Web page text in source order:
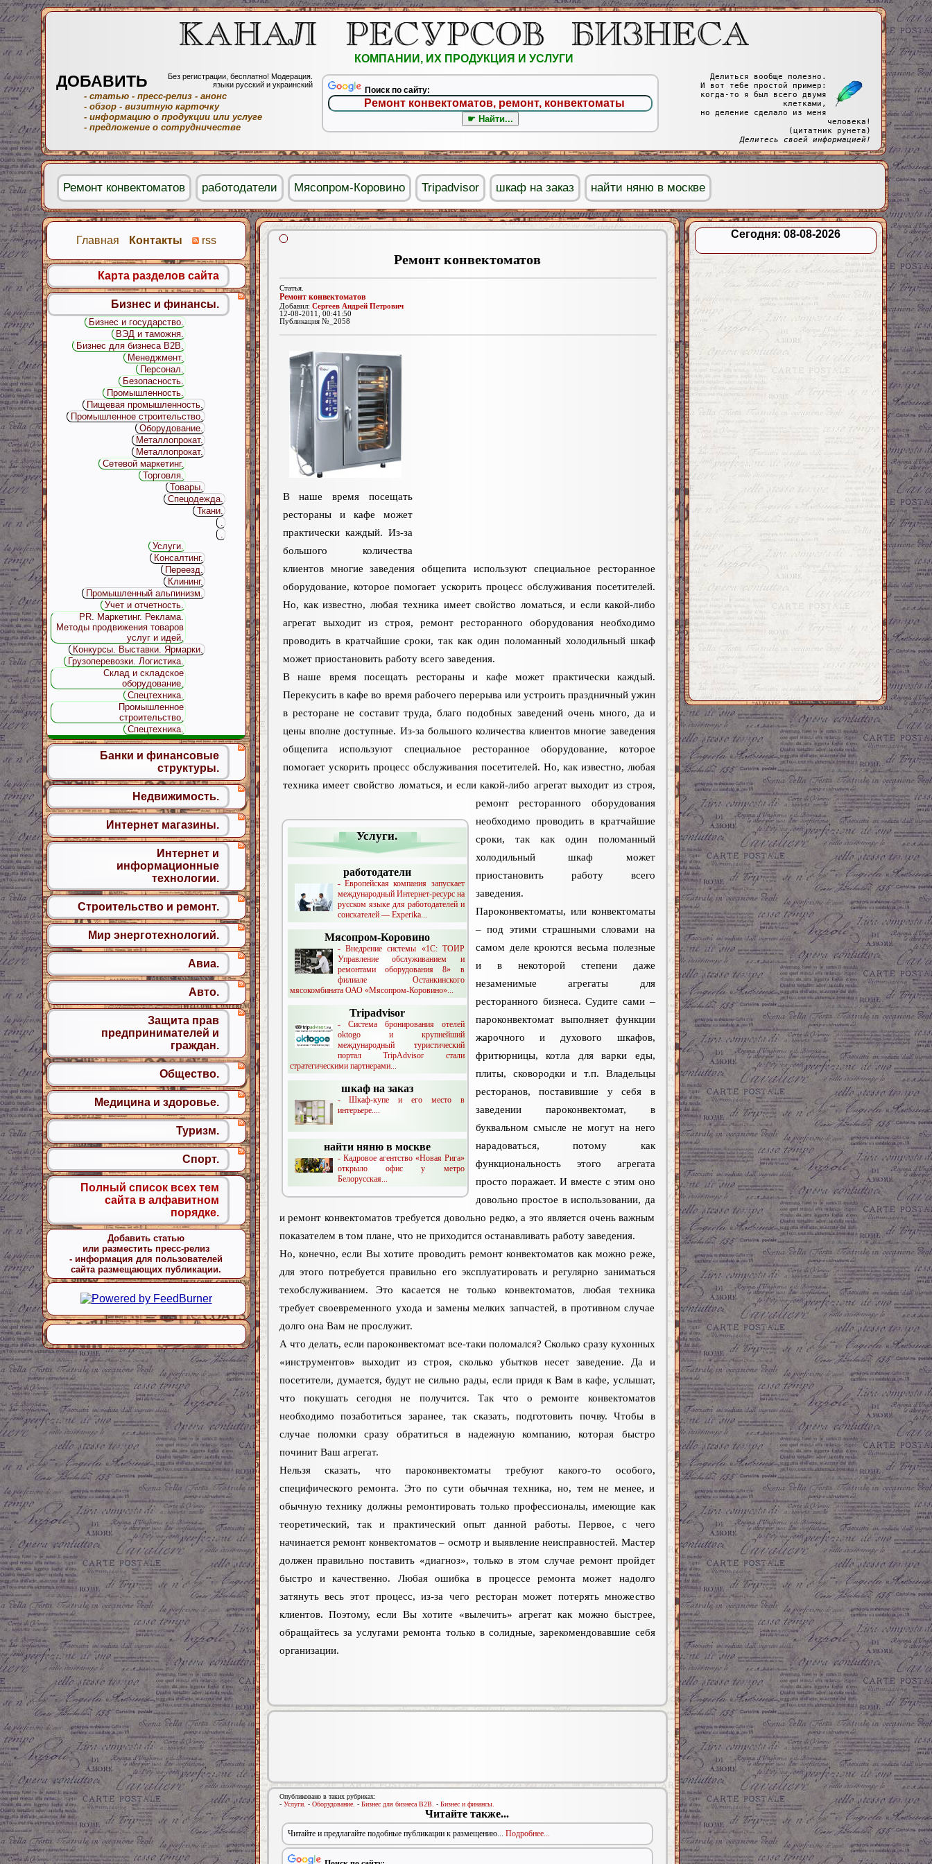
Ремонт конвектоматов
Статья.
Ремонт конвектоматов
Добавил: Сергеев Андрей Петрович
12-08-2011, 00:41:50
Публикация №_2058
Услуги.
работодатели
- Европейская компания запускает
международный Интернет-ресурс на
русском языке для работодателей и
соискателей — Experika...
Мясопром-Коровино
- Внедрение системы «1С: ТОИР
Управление обслуживанием и
ремонтами оборудования 8» в
филиале Останкинского
мясокомбината ОАО «Мясопром-Коровино»...
Tripadvisor
- Система бронирования отелей
oktogo и крупнейший
международный туристический
портал TripAdvisor стали
стратегическими партнерами...
шкаф на заказ
- Шкаф-купе и его место в
интерьере....
найти няню в москве
- Кадровое агентство «Новая Рига»
открыло офис у метро
Белорусская...
В наше время посещать
рестораны и кафе может
практически каждый. Из-за
большого количества
клиентов многие заведения общепита используют специальное ресторанное
оборудование, которое помогает ускорить процесс обслуживания посетителей.
Но, как известно, любая техника имеет свойство ломаться, и если какой-либо
агрегат выходит из строя, ремонт ресторанного оборудования необходимо
проводить в кратчайшие сроки, так как один поломанный холодильный шкаф
может приостановить работу всего заведения.
В наше время посещать рестораны и кафе может практически каждый.
Перекусить в кафе во время рабочего перерыва или устроить праздничный ужин
в ресторане не составит труда, благо подобных заведений очень много, да и
цены вполне доступные. Из-за большого количества клиентов многие заведения
общепита используют специальное ресторанное оборудование, которое
помогает ускорить процесс обслуживания посетителей. Но, как известно, любая
техника имеет свойство ломаться, и если какой-либо агрегат выходит из строя,
ремонт ресторанного оборудования
необходимо проводить в кратчайшие
сроки, так как один поломанный
холодильный шкаф может
приостановить работу всего
заведения.
Пароконвектоматы, или конвектоматы
– под этими страшными словами на
самом деле кроются весьма полезные
и в некоторой степени даже
незаменимые агрегаты для
ресторанного бизнеса. Судите сами –
пароконвектомат выполняет функции
жарочного и духового шкафов,
фритюрницы, котла для варки еды,
плиты, сковородки и т.п. Владельцы
ресторанов, поставившие у себя в
заведении пароконвектомат, в
буквальном смысле не могут на него
нарадоваться, потому как
функциональность этого агрегата
просто поражает. И вместе с этим оно
довольно простое в использовании, да
и ремонт конвектоматов требуется довольно редко, а это является очень важным
показателем в том плане, что не приходится останавливать работу заведения.
Но, конечно, если Вы хотите проводить ремонт конвектоматов как можно реже,
для этого потребуется правильно его эксплуатировать и регулярно заниматься
техобслуживанием. Это касается не только конвектоматов, любая техника
требует своевременного ухода и замены мелких запчастей, в противном случае
долго она Вам не прослужит.
А что делать, если пароконвектомат все-таки поломался? Сколько сразу кухонных
«инструментов» выходит из строя, сколько убытков несет заведение. Да и
посетители, думается, будут не сильно рады, если придя к Вам в кафе, услышат,
что покушать сегодня не получится. Так что о ремонте конвектоматов
необходимо позаботиться заранее, так сказать, подготовить почву. Чтобы в
случае поломки сразу обратиться в надежную компанию, которая быстро
починит Ваш агрегат.
Нельзя сказать, что пароконвектоматы требуют какого-то особого,
специфического ремонта. Это по сути обычная техника, но, тем не менее, и
обычную технику должны ремонтировать только профессионалы, имеющие как
теоретический, так и практический опыт данной работы. Первое, с чего
начинается ремонт конвектоматов – осмотр и выявление неисправностей. Мастер
должен правильно поставить «диагноз», только в этом случае ремонт пройдет
быстро и качественно. Любая ошибка в процессе ремонта может надолго
затянуть весь этот процесс, из-за чего ресторан может потерять множество
клиентов. Поэтому, если Вы хотите «вылечить» агрегат как можно быстрее,
обращайтесь за услугами ремонта только в солидные, зарекомендовавшие себя
организации.
Опубликовано в таких рубриках:
- Услуги. - Оборудование. - Бизнес для бизнеса B2B. - Бизнес и финансы.
Читайте также...
Читайте и предлагайте подобные публикации к размещению... Подробнее...
Сегодня: 08-08-2026
Главная Контакты rss
Карта разделов сайта
Бизнес и финансы.
Бизнес и государство.
ВЭД и таможня.
Бизнес для бизнеса B2B.
Менеджмент.
Персонал.
Безопасность.
Промышленность.
Пищевая промышленность.
Промышленное строительство.
Оборудование.
Металлопрокат.
Металлопрокат.
Сетевой маркетинг.
Торговля.
Товары.
Спецодежда.
Ткани.
.
.
Услуги.
Консалтинг.
Переезд.
Клининг.
Промышленный альпинизм.
Учет и отчетность.
PR. Маркетинг. Реклама.
Методы продвижения товаров
услуг и идей.
Конкурсы. Выставки. Ярмарки.
Грузоперевозки. Логистика.
Склад и складское
оборудование.
Спецтехника.
Промышленное
строительство.
Спецтехника.
Банки и финансовые
структуры.
Недвижимость.
Интернет магазины.
Интернет и
информационные
технологии.
Строительство и ремонт.
Мир энерготехнологий.
Авиа.
Авто.
Защита прав
предпринимателей и
граждан.
Общество.
Медицина и здоровье.
Туризм.
Спорт.
Полный список всех тем
сайта в алфавитном
порядке.
Добавить статью
или разместить пресс-релиз
- информация для пользователей
сайта размещающих публикации.
КОМПАНИИ, ИХ ПРОДУКЦИЯ И УСЛУГИ
ДОБАВИТЬ
Без регистрации, бесплатно! Модерация.
языки русский и украинский
- статью - пресс-релиз - анонс
- обзор - визитную карточку
- информацию о продукции или услуге
- предложение о сотрудничестве
Поиск по сайту:
Делиться вообще полезно.
И вот тебе простой пример:
когда-то я был всего двумя
клетками,
но деление сделало из меня
человека!
(цитатник рунета)
Делитесь своей информацией!
Ремонт конвектоматов работодатели Мясопром-Коровино Tripadvisor шкаф на заказ найти няню в москве